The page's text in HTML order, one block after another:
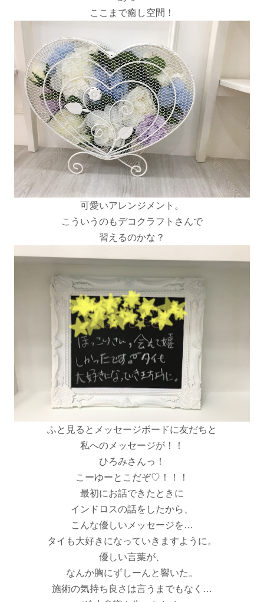
ここまで癒し空間！
可愛いアレンジメント。
こういうのもデコクラフトさんで
習えるのかな？
ふと見るとメッセージボードに友だちと
私へのメッセージが！！
ひろみさんっ！
こーゆーとこだぞ♡！！！
最初にお話できたときに
インドロスの話をしたから、
こんな優しいメッセージを…
タイも大好きになっていきますように。
優しい言葉が、
なんか胸にずしーんと響いた。
施術の気持ち良さは言うまでもなく…